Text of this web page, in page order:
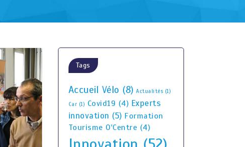
Tags
Accueil Vélo (8) Actualités (1)
Car (1) Covid19 (4) Experts
innovation (5) Formation
Tourisme O'Centre (4)